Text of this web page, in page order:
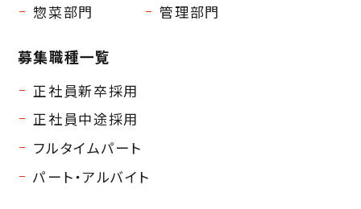
惣菜部門
管理部門
募集職種一覧
正社員新卒採用
正社員中途採用
フルタイムパート
パート・アルバイト